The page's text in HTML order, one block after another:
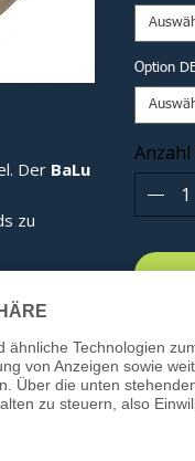
Der BaLu
zu
Diese
im
den
Option
Anzahl